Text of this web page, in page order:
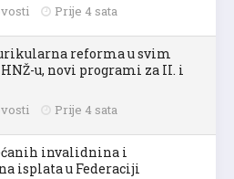
Prije 4 sata
reforma u svim
u, novi programi za II. i
Prije 4 sata
invalidnina i
isplata u Federaciji